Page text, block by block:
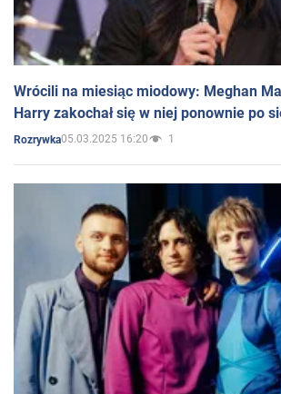
Wrócili na miesiąc miodowy: Meghan
Harry zakochał się w niej ponownie po
Rozrywka05.03.2025 16:20 1